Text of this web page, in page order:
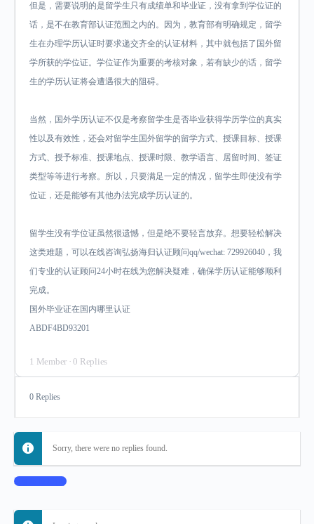
但是，需要说明的是留学生只有成绩单和毕业证，没有拿到学位证的
话，是不在教育部认证范围之内的。因为，教育部有明确规定，留学
生在办理学历认证时要求递交齐全的认证材料，其中就包括了国外留
学所获的学位证。学位证作为重要的考核对象，若有缺少的话，留学
生的学历认证将会遭遇很大的阻碍。
当然，国外学历认证不仅是考察留学生是否毕业获得学历学位的真实
性以及有效性，还会对留学生国外留学的留学方式、授课目标、授课
方式、授予标准、授课地点、授课时限、教学语言、居留时间、签证
类型等等进行考察。所以，只要满足一定的情况，留学生即使没有学
位证，还是能够有其他办法完成学历认证的。
留学生没有学位证虽然很遗憾，但是绝不要轻言放弃。想要轻松解决
这类难题，可以在线咨询弘扬海归认证顾问qq/wechat: 729926040，我
们专业的认证顾问24小时在线为您解决疑难，确保学历认证能够顺利
完成。
国外毕业证在国内哪里认证
ABDF4BD93201
1 Member · 0 Replies
0 Replies
Sorry, there were no replies found.
Log In to Reply